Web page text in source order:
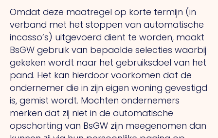
Omdat deze maatregel op korte termijn (in
verband met het stoppen van automatische
incasso’s) uitgevoerd dient te worden, maakt
BsGW gebruik van bepaalde selecties waarbij
gekeken wordt naar het gebruiksdoel van het
pand. Het kan hierdoor voorkomen dat de
ondernemer die in zijn eigen woning gevestigd
is, gemist wordt. Mochten ondernemers
merken dat zij niet in de automatische
opschorting van BsGW zijn meegenomen dan